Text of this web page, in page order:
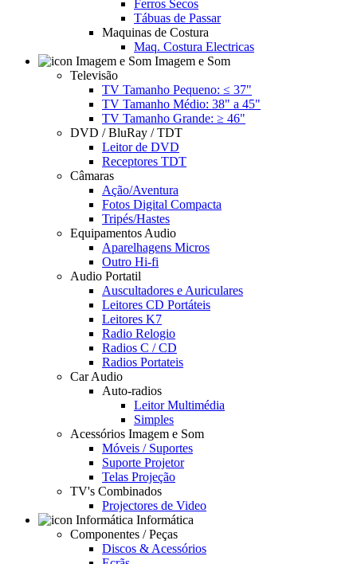
Ferros Secos
Tábuas de Passar
Maquinas de Costura
Maq. Costura Electricas
Imagem e Som
Televisão
TV Tamanho Pequeno: ≤ 37"
TV Tamanho Médio: 38" a 45"
TV Tamanho Grande: ≥ 46"
DVD / BluRay / TDT
Leitor de DVD
Receptores TDT
Câmaras
Ação/Aventura
Fotos Digital Compacta
Tripés/Hastes
Equipamentos Audio
Aparelhagens Micros
Outro Hi-fi
Audio Portatil
Auscultadores e Auriculares
Leitores CD Portáteis
Leitores K7
Radio Relogio
Radios C / CD
Radios Portateis
Car Audio
Auto-radios
Leitor Multimédia
Simples
Acessórios Imagem e Som
Móveis / Suportes
Suporte Projetor
Telas Projeção
TV's Combinados
Projectores de Video
Informática
Componentes / Peças
Discos & Acessórios